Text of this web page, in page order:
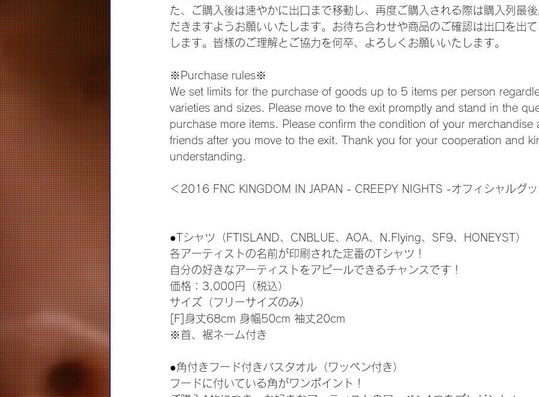
た、ご購入後は速やかに出口まで移動し、再度ご購入される際は購入列最
だきますようお願いいたします。お待ち合わせや商品のご確認は出口を出
します。皆様のご理解とご協力を何卒、よろしくお願いいたします。
※Purchase rules※
We set limits for the purchase of goods up to 5 items per person
varieties and sizes. Please move to the exit promptly and stand in the
purchase more items. Please confirm the condition of your
friends after you move to the exit. Thank you for your cooperation and
understanding.
＜2016 FNC KINGDOM IN JAPAN - CREEPY NIGHTS -オフィシャルグ
●Tシャツ（FTISLAND、CNBLUE、AOA、N.Flying、SF9、HONEYST）
各アーティストの名前が印刷された定番のTシャツ！
自分の好きなアーティストをアピールできるチャンスです！
価格：3,000円（税込）
サイズ（フリーサイズのみ）
[F]身丈68cm 身幅50cm 袖丈20cm
※首、裾ネーム付き
●角付きフード付きバスタオル（ワッペン付き）
フードに付いている角がワンポイント！